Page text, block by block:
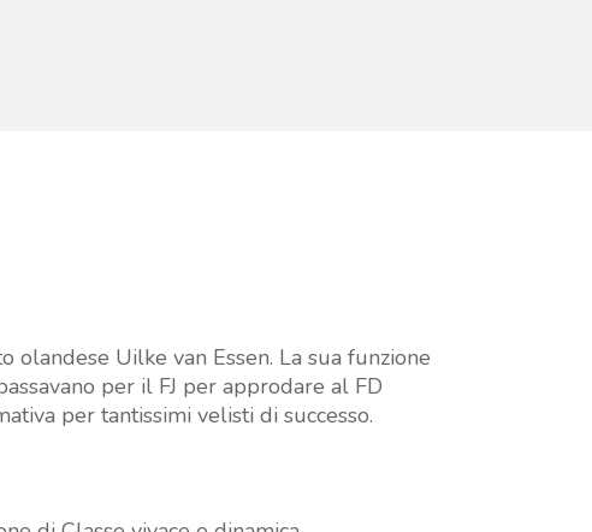
Uilke van Essen. La sua funzione
per il FJ per approdare al FD
per tantissimi velisti di successo.